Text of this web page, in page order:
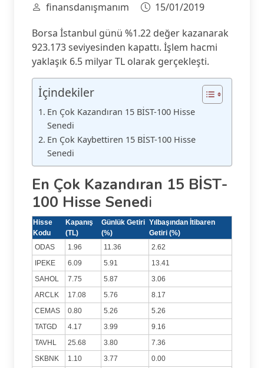
finansdanışmanım
15/01/2019
Borsa İstanbul günü %1.22 değer kazanarak
923.173 seviyesinden kapattı. İşlem hacmi
yaklaşık 6.5 milyar TL olarak gerçekleşti.
İçindekiler
En Çok Kazandıran 15 BİST-100 Hisse
Senedi
En Çok Kaybettiren 15 BİST-100 Hisse
Senedi
En Çok Kazandıran 15 BİST-
100 Hisse Senedi
Hisse
Kodu
Kapanış
(TL)
Günlük Getiri
(%)
Yılbaşından İtibaren
Getiri (%)
ODAS
1.96 11.36
2.62
IPEKE
6.09 5.91
13.41
SAHOL
7.75 5.87
3.06
ARCLK
17.08 5.76
8.17
CEMAS
0.80 5.26
5.26
TATGD
4.17 3.99
9.16
TAVHL
25.68 3.80
7.36
SKBNK
1.10 3.77
0.00